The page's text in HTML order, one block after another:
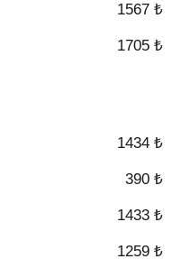
1567 ₺
1705 ₺
1434 ₺
390 ₺
1433 ₺
1259 ₺